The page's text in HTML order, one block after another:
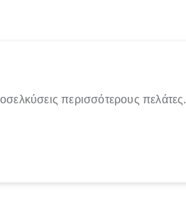
περισσότερους πελάτες.